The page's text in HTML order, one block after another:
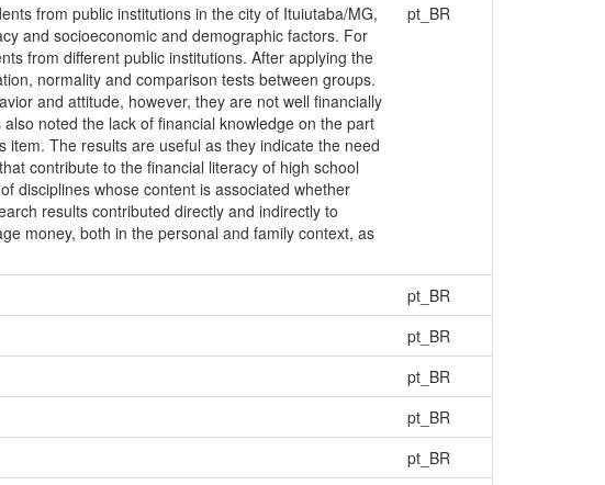
from public institutions in the city of Ituiutaba/MG,
and socioeconomic and demographic factors. For
from different public institutions. After applying the
normality and comparison tests between groups.
and attitude, however, they are not well financially
noted the lack of financial knowledge on the part
The results are useful as they indicate the need
contribute to the financial literacy of high school
disciplines whose content is associated whether
results contributed directly and indirectly to
money, both in the personal and family context, as
pt_BR
pt_BR
pt_BR
pt_BR
pt_BR
pt_BR